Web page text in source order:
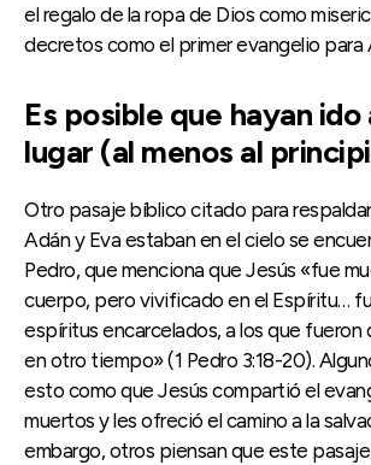
el regalo de la ropa de Dios como
decretos como el primer evangelio para
Es posible que hayan
lugar (al menos al
Otro pasaje bíblico citado para
Adán y Eva estaban en el cielo se
Pedro, que menciona que Jesús «fue
cuerpo, pero vivificado en el Espíritu…
espíritus encarcelados, a los que
en otro tiempo» (1 Pedro 3:18-20).
esto como que Jesús compartió el
muertos y les ofreció el camino a la
embargo, otros piensan que este